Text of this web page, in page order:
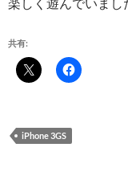
共有:
iPhone 3GS